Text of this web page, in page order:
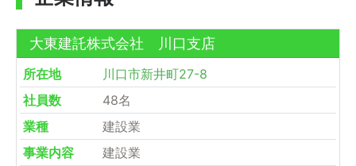
大東建託株式会社 川口支店
所在地
川口市新井町27-8
社員数
48名
業種
建設業
事業内容
建設業